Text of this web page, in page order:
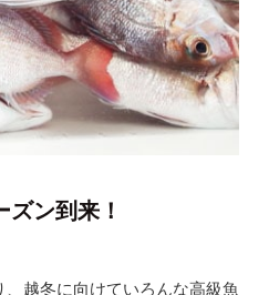
ン到来！
越冬に向けていろんな高級魚